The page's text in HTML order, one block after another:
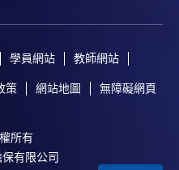
學員網站 教師網站
策 網站地圖 無障礙網頁
所有
有限公司